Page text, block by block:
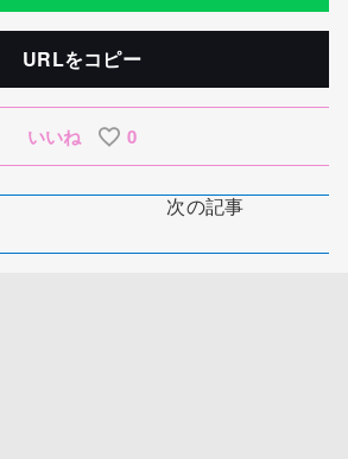
URLをコピー
いいね 0
次の記事